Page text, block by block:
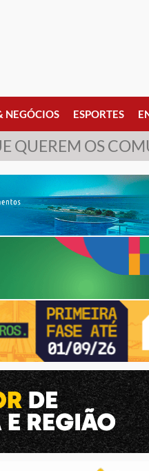
NEGÓCIOS ESPORTES
QUEREM OS